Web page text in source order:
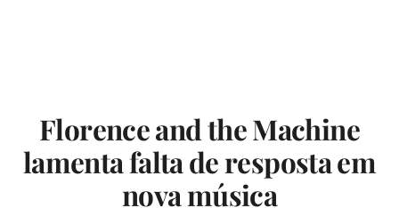
Florence and the Machine
lamenta falta de resposta em
nova música